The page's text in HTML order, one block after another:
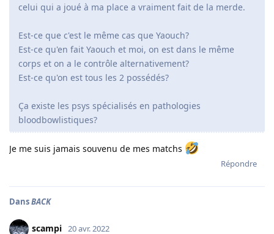
celui qui a joué à ma place a vraiment fait de la merde.
Est-ce que c'est le même cas que Yaouch?
Est-ce qu'en fait Yaouch et moi, on est dans le même
corps et on a le contrôle alternativement?
Est-ce qu'on est tous les 2 possédés?
Ça existe les psys spécialisés en pathologies
bloodbowlistiques?
Je me suis jamais souvenu de mes matchs
Répondre
DansBACK
scampi 20 avr. 2022